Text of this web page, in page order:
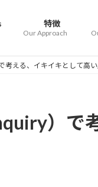
特徴
Our Approach
考える、イキイキとして高
）で